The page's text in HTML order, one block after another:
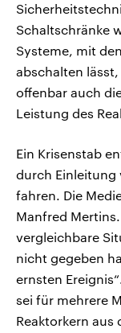
Schaltschränke
Systeme, mit
abschalten
offenbar auch
Leistung des
Ein Krisenstab
durch Einleitung
fahren. Die
Manfred
vergleichbare
nicht gegeben
ernsten
sei für mehrere
Reaktorkern aus